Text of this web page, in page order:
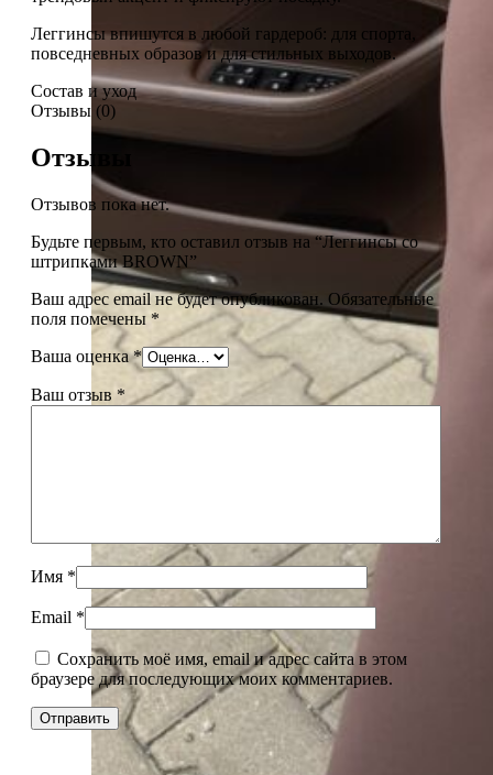
Леггинсы впишутся в любой гардероб: для спорта,
повседневных образов и для стильных выходов.
Состав и уход
Отзывы (0)
Отзывы
Отзывов пока нет.
Будьте первым, кто оставил отзыв на “Леггинсы со
штрипками BROWN”
Ваш адрес email не будет опубликован. Обязательные
поля помечены *
Ваша оценка*
Ваш отзыв *
Имя *
Email *
Сохранить моё имя, email и адрес сайта в этом
браузере для последующих моих комментариев.